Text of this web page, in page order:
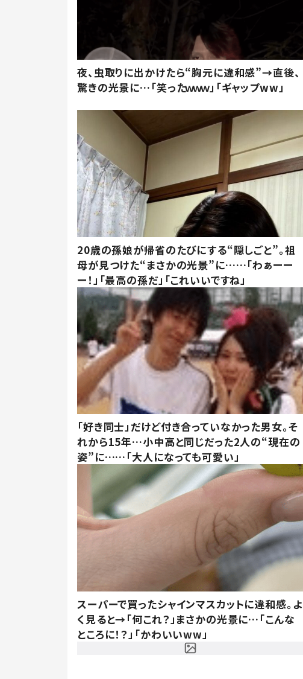
夜、虫取りに出かけたら“胸元に違和感”→直後、
驚きの光景に…「笑ったｗｗｗ」「ギャップww」
20歳の孫娘が帰省のたびにする“隠しごと”。祖
母が見つけた“まさかの光景”に……「わぁーー
ー！」「最高の孫だ」「これいいですね」
「好き同士」だけど付き合っていなかった男女。そ
れから15年…小中高と同じだった2人の“現在の
姿”に……「大人になっても可愛い」
スーパーで買ったシャインマスカットに違和感。よ
く見ると→「何これ？」まさかの光景に…「こんな
ところに！？」「かわいいww」